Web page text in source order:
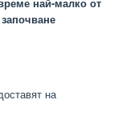
най-малко от
на